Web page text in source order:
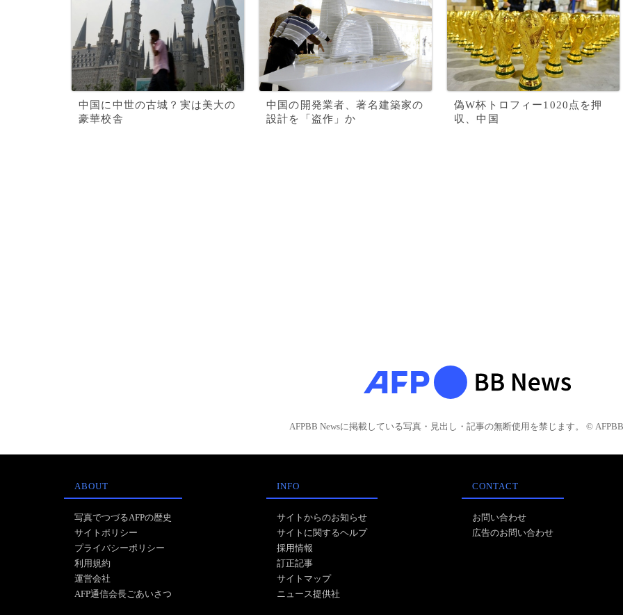
中国に中世の古城？実は美大の
豪華校舎
中国の開発業者、著名建築家の
設計を「盗作」か
偽W杯トロフィー1020点を押
収、中国
AFPBB Newsに掲載している写真・見出し・記事の無断使用を禁じます。 © AFPBB
ABOUT
写真でつづるAFPの歴史
サイトポリシー
プライバシーポリシー
利用規約
運営会社
AFP通信会長ごあいさつ
INFO
サイトからのお知らせ
サイトに関するヘルプ
採用情報
訂正記事
サイトマップ
ニュース提供社
CONTACT
お問い合わせ
広告のお問い合わせ